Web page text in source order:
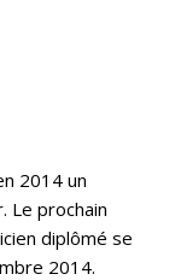
2014 un
Le prochain
diplômé se
2014.